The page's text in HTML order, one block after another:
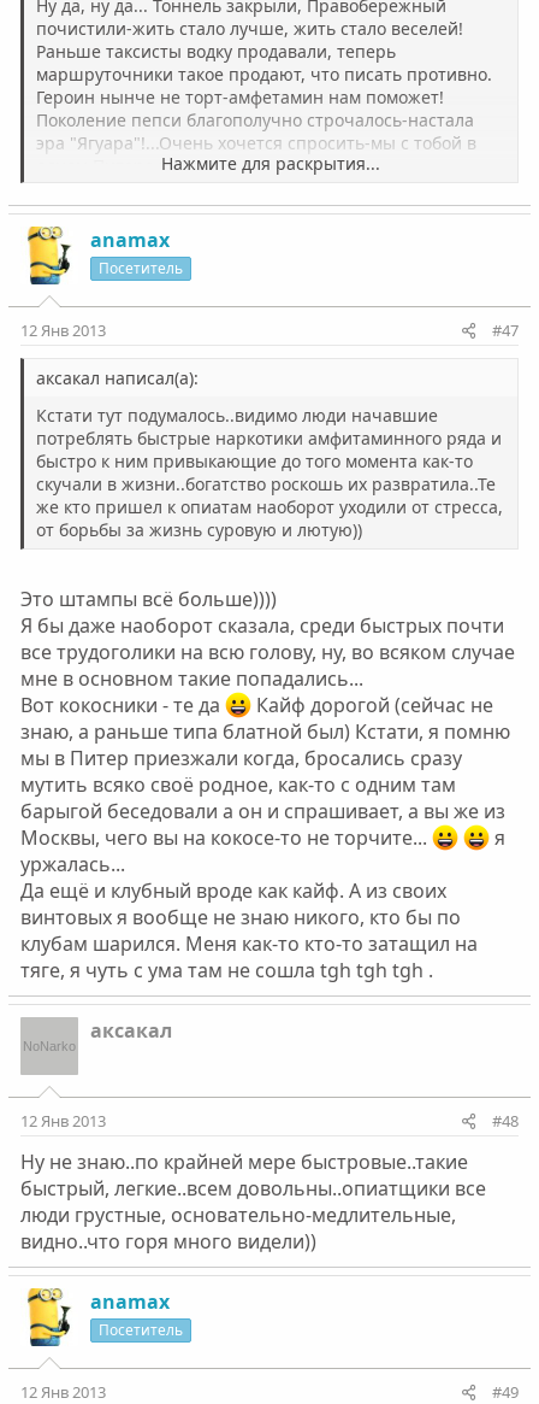
Ну да, ну да... Тоннель закрыли, Правобережный
почистили-жить стало лучше, жить стало веселей!
Раньше таксисты водку продавали, теперь
маршруточники такое продают, что писать противно.
Героин нынче не торт-амфетамин нам поможет!
Поколение пепси благополучно строчалось-настала
эра "Ягуара"!...Очень хочется спросить-мы с тобой в
одном Питере живем?
А торчать реально не круто..Круто вести здоровый
образ жизни и гордиться своей нацией! Только у нас и
за это статья есть. Особенно в Питере.
_________________
Модератор никому ничего не должен!
У тебя вообще совесть есть?!
человечество.
Нажмите для раскрытия...
anamax
Посетитель
12 Янв 2013 #47
аксакал написал(а):
Кстати тут подумалось..видимо люди начавшие
потреблять быстрые наркотики амфитаминного ряда и
быстро к ним привыкающие до того момента как-то
скучали в жизни..богатство роскошь их развратила..Те
же кто пришел к опиатам наоборот уходили от стресса,
от борьбы за жизнь суровую и лютую))
Это штампы всё больше))))
Я бы даже наоборот сказала, среди быстрых почти
все трудоголики на всю голову, ну, во всяком случае
мне в основном такие попадались...
Вот кокосники - те да
Кайф дорогой (сейчас не
знаю, а раньше типа блатной был) Кстати, я помню
мы в Питер приезжали когда, бросались сразу
мутить всяко своё родное, как-то с одним там
барыгой беседовали а он и спрашивает, а вы же из
Москвы, чего вы на кокосе-то не торчите...
я
уржалась...
Да ещё и клубный вроде как кайф. А из своих
винтовых я вообще не знаю никого, кто бы по
клубам шарился. Меня как-то кто-то затащил на
тяге, я чуть с ума там не сошла tgh tgh tgh .
аксакал
12 Янв 2013 #48
Ну не знаю..по крайней мере быстровые..такие
быстрый, легкие..всем довольны..опиатщики все
люди грустные, основательно-медлительные,
видно..что горя много видели))
anamax
Посетитель
12 Янв 2013 #49